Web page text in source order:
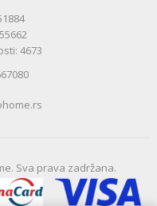
4673
Sva prava zadržana.